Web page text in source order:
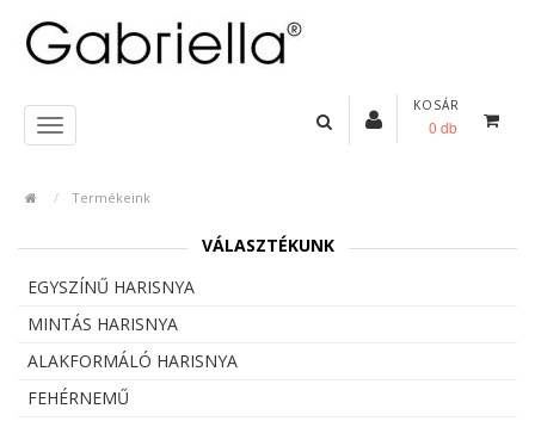
KOSÁR
0 db
Termékeink
VÁLASZTÉKUNK
EGYSZÍNŰ HARISNYA
MINTÁS HARISNYA
ALAKFORMÁLÓ HARISNYA
FEHÉRNEMŰ